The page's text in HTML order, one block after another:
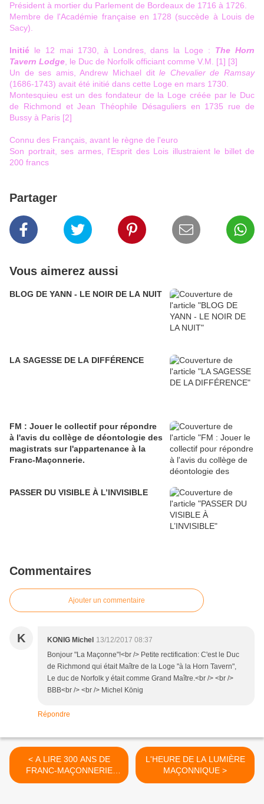
Président à mortier du Parlement de Bordeaux de 1716 à 1726.
Membre de l'Académie française en 1728 (succède à Louis de
Sacy).
Initié le 12 mai 1730, à Londres, dans la Loge : The Horn
Tavern Lodge , le Duc de Norfolk officiant comme V.M. [1] [3]
Un de ses amis, Andrew Michael ditle Chevalier de Ramsay
(1686-1743) avait été initié dans cette Loge en mars 1730.
Montesquieu est un des fondateur de la Loge créée par le Duc
de Richmond et Jean Théophile Désaguliers en 1735 rue de
Bussy à Paris [2]
Connu des Français, avant le règne de l'euro
Son portrait, ses armes, l'Esprit des Lois illustraient le billet de
200 francs
Partager
Vous aimerez aussi
BLOG DE YANN - LE NOIR DE LA NUIT
LA SAGESSE DE LA DIFFÉRENCE
FM : Jouer le collectif pour répondre
à l'avis du collège de déontologie des
magistrats sur l'appartenance à la
Franc-Maçonnerie.
PASSER DU VISIBLE À L’INVISIBLE
Commentaires
Ajouter un commentaire
K KONIG Michel 13/12/2017 08:37
Bonjour "La Maçonne"!<br /> Petite rectification: C'est le Duc
de Richmond qui était Maître de la Loge "à la Horn Tavern",
Le duc de Norfolk y était comme Grand Maître.<br /> <br />
BBB<br /> <br /> Michel König
Répondre
< A LIRE 300 ANS DE
FRANC-MAÇONNERIE
SUR LE MAGAZINE
L'HEURE DE LA LUMIÈRE
MAÇONNIQUE >